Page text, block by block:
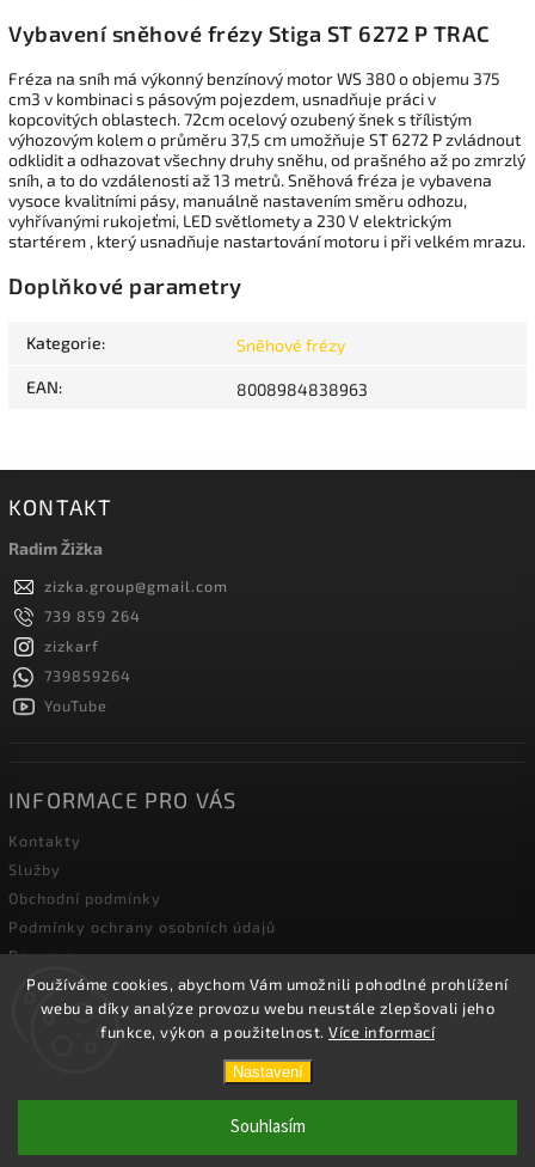
Používáme cookies, abychom Vám umožnili pohodlné prohlížení
webu a díky analýze provozu webu neustále zlepšovali jeho
funkce, výkon a použitelnost. Více informací
Nastavení
Souhlasím
Vybavení sněhové frézy Stiga ST 6272 P TRAC
Fréza na sníh má výkonný benzínový motor WS 380 o objemu 375
cm3 v kombinaci s pásovým pojezdem, usnadňuje práci v
kopcovitých oblastech. 72cm ocelový ozubený šnek s třílistým
výhozovým kolem o průměru 37,5 cm umožňuje ST 6272 P zvládnout
odklidit a odhazovat všechny druhy sněhu, od prašného až po zmrzlý
sníh, a to do vzdálenosti až 13 metrů. Sněhová fréza je vybavena
vysoce kvalitními pásy, manuálně nastavením směru odhozu,
vyhřívanými rukojeťmi, LED světlomety a 230 V elektrickým
startérem , který usnadňuje nastartování motoru i při velkém mrazu.
Doplňkové parametry
Kategorie: Sněhové frézy
EAN: 8008984838963
KONTAKT
Radim Žižka
zizka.group@gmail.com
739 859 264
zizkarf
739859264
YouTube
INFORMACE PRO VÁS
Kontakty
Služby
Obchodní podmínky
Podmínky ochrany osobních údajů
Doprava
Blog zahradní techniky
Žižka R&F s.r.o.. Všechna práva vyhrazena.
Shoptet